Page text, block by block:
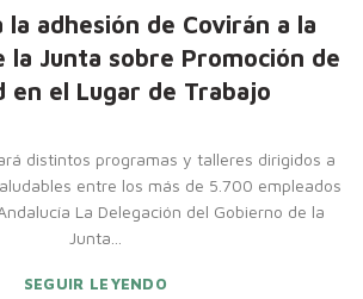
la adhesión de Covirán a la
la Junta sobre Promoción de
en el Lugar de Trabajo
distintos programas y talleres dirigidos a
entre los más de 5.700 empleados
La Delegación del Gobierno de la
Junta...
SEGUIR LEYENDO